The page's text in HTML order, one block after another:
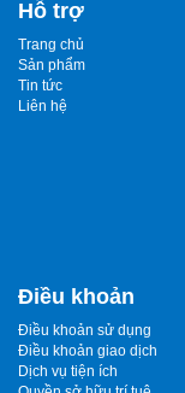
Hỗ trợ
Trang chủ
Sản phẩm
Tin tức
Liên hệ
Điều khoản
Điều khoản sử dụng
Điều khoản giao dịch
Dịch vụ tiện ích